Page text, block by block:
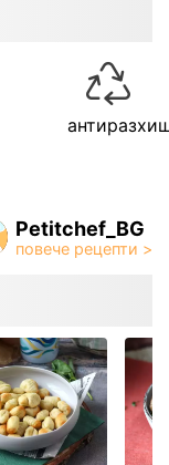
Petitchef_BG